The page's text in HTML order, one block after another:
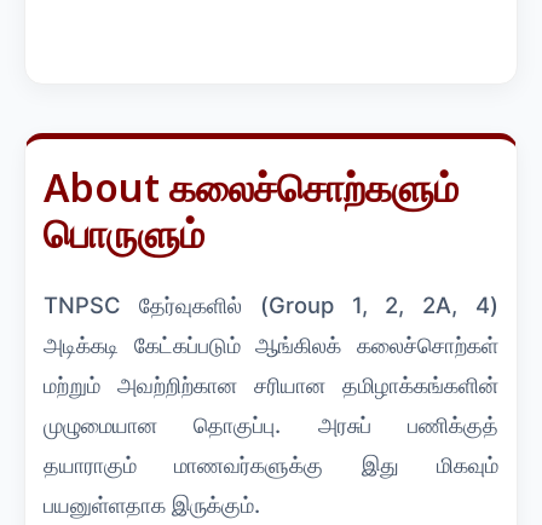
About கலைச்சொற்களும்
பொருளும்
TNPSC தேர்வுகளில் (Group 1, 2, 2A, 4)
அடிக்கடி கேட்கப்படும் ஆங்கிலக் கலைச்சொற்கள்
மற்றும் அவற்றிற்கான சரியான தமிழாக்கங்களின்
முழுமையான தொகுப்பு. அரசுப் பணிக்குத்
தயாராகும் மாணவர்களுக்கு இது மிகவும்
பயனுள்ளதாக இருக்கும்.